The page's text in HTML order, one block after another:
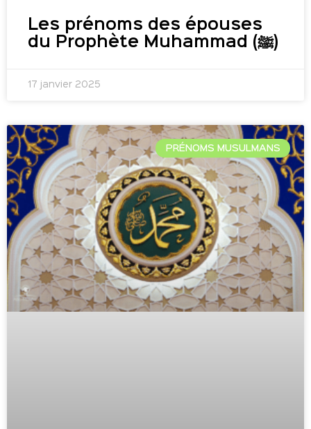
Les prénoms des épouses
du Prophète Muhammad (ﷺ)
17 janvier 2025
PRÉNOMS MUSULMANS